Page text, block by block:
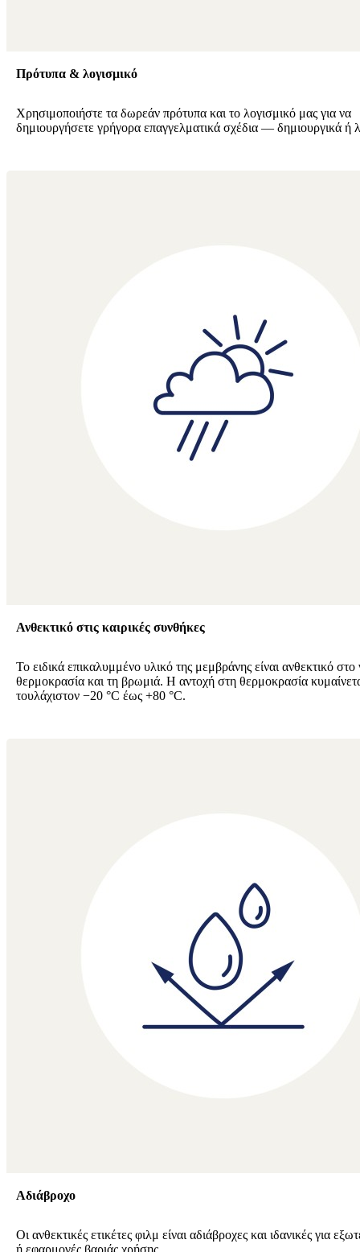
Πρότυπα & λογισμικό
Χρησιμοποιήστε τα δωρεάν πρότυπα και το λογισμικό μας για να
δημιουργήσετε γρήγορα επαγγελματικά σχέδια — δημιουργικά ή
Ανθεκτικό στις καιρικές συνθήκες
Το ειδικά επικαλυμμένο υλικό της μεμβράνης είναι ανθεκτικό στο
θερμοκρασία και τη βρωμιά. Η αντοχή στη θερμοκρασία
τουλάχιστον −20 °C έως +80 °C.
Αδιάβροχο
Οι ανθεκτικές ετικέτες φιλμ είναι αδιάβροχες και ιδανικές για